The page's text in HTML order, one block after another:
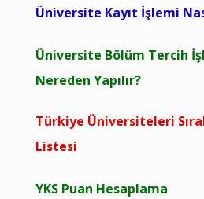
Üniversite Kayıt İşlemi
Üniversite Bölüm Tercih
Nereden Yapılır?
Türkiye Üniversiteleri
Listesi
YKS Puan Hesaplama